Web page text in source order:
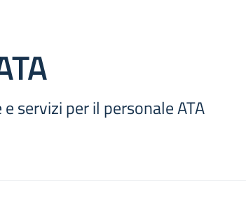
servizi per il personale ATA